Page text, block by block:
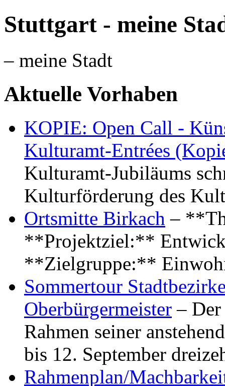
Stuttgart - meine
– meine Stadt
Aktuelle Vorhaben
KOPIE: Open Call -
Kulturamt-Entrées
Kulturamt-Jubiläums
Kulturförderung des
Ortsmitte Birkach –
**Projektziel:**
**Zielgruppe:**
Sommertour
Oberbürgermeister –
Rahmen seiner
bis 12. September
Rahmenplan/